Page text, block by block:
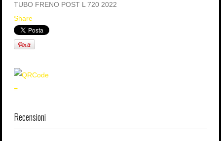
TUBO FRENO POST L 720 2022
Share
=
Recensioni